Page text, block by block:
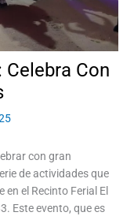
Celebra Con
con gran
de actividades que
el Recinto Ferial El
Este evento, que es